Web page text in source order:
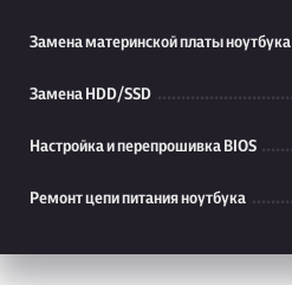
Замена материнской платы ноутбука
Замена HDD/SSD
Настройка и перепрошивка BIOS
Ремонт цепи питания ноутбука